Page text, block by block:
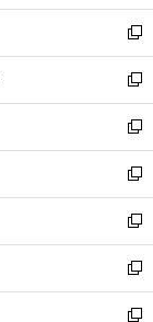
ウ
で
開
く
ン
ド
ウ
で
開
く
新
し
い
ウ
ィ
ン
ド
ウ
で
開
く
新
し
い
ウ
ィ
ン
ド
ウ
で
開
く
新
し
い
ウ
ィ
ン
ド
ウ
で
新
し
い
ウ
ィ
ン
ド
新
し
い
ウ
ィ
新
し